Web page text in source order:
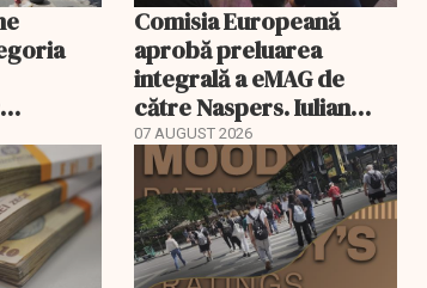
Comisia Europeană
aprobă preluarea
integrală a eMAG de
către Naspers. Iulian
Stanciu iese din
acționariat
07 AUGUST 2026